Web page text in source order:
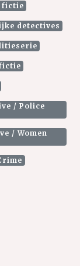
fictie
detectives
/ Police
/ Women